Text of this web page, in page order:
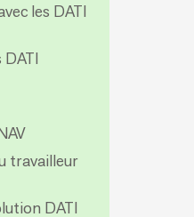
les DATI
travailleur
DATI